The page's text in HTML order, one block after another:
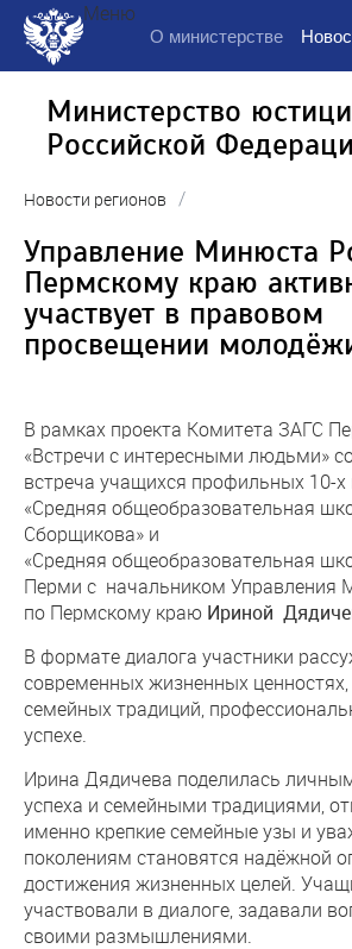
Меню
О министерстве
Министерство
Российской
Новости регионов /
Управление Минюста
Пермскому краю
участвует в правовом
просвещении
В рамках проекта Комитета ЗАГС
«Встречи с интересными людьми»
встреча учащихся профильных 10-
«Средняя общеобразовательная
Сборщикова» и
«Средняя общеобразовательная
Перми с начальником Управления
по Пермскому краю Ириной
В формате диалога участники
современных жизненных
семейных традиций,
успехе.
Ирина Дядичева поделилась
успеха и семейными традициями,
именно крепкие семейные узы и
поколениям становятся надёжной
достижения жизненных целей.
участвовали в диалоге, задавали
своими размышлениями.